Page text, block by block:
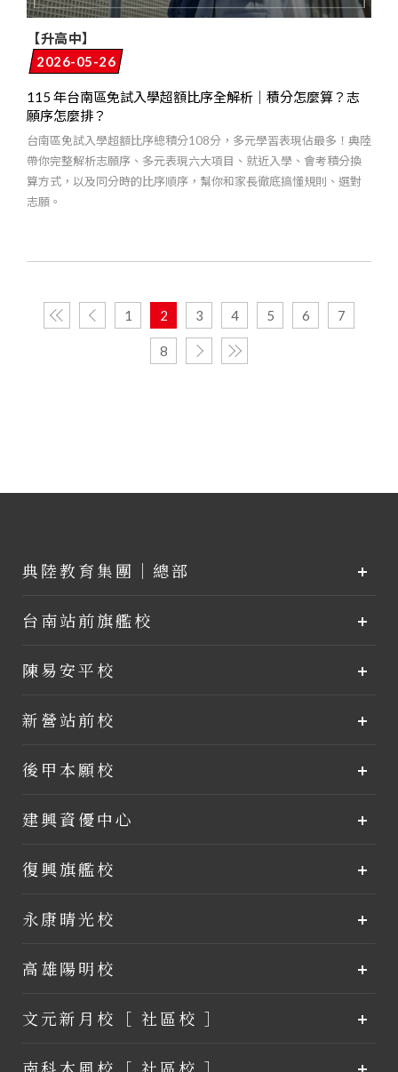
【升高中】
2026-05-26
115 年台南區免試入學超額比序全解析｜積分怎麼算？志
願序怎麼排？
台南區免試入學超額比序總積分108分，多元學習表現佔最多！典陸
帶你完整解析志願序、多元表現六大項目、就近入學、會考積分換
算方式，以及同分時的比序順序，幫你和家長徹底搞懂規則、選對
志願。
1 2 3 4 5 6 7
8
典陸教育集團｜總部
台南站前旗艦校
陳易安平校
新營站前校
後甲本願校
建興資優中心
復興旗艦校
永康晴光校
高雄陽明校
文元新月校［ 社區校 ］